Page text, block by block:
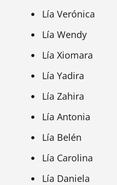
Lía Verónica
Lía Wendy
Lía Xiomara
Lía Yadira
Lía Zahira
Lía Antonia
Lía Belén
Lía Carolina
Lía Daniela